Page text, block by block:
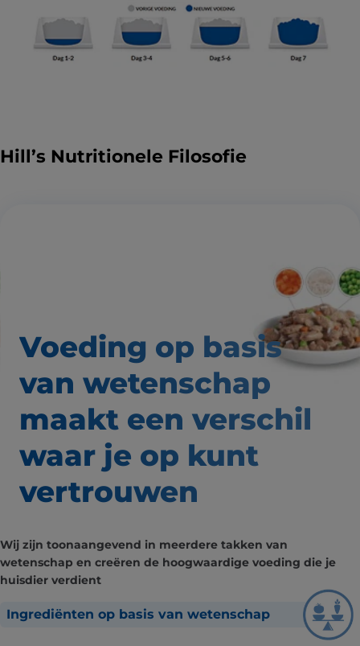
Hill’s Nutritionele Filosofie
Voeding op basis
van wetenschap
maakt een verschil
waar je op kunt
vertrouwen
Wij zijn toonaangevend in meerdere takken van
wetenschap en creëren de hoogwaardige voeding die je
huisdier verdient
Ingrediënten op basis van wetenschap